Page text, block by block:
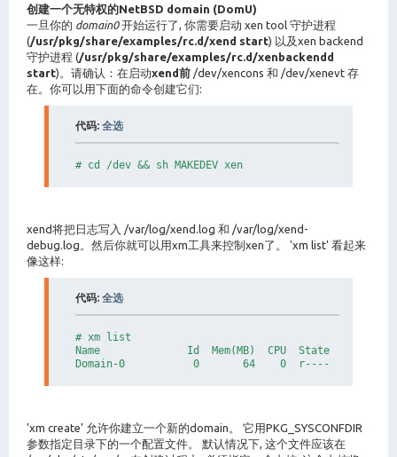
创建一个无特权的NetBSD domain (DomU)
一旦你的 domain0开始运行了, 你需要启动 xen tool 守护进程
(/usr/pkg/share/examples/rc.d/xend start) 以及xen backend
守护进程 (/usr/pkg/share/examples/rc.d/xenbackendd
start)。请确认：在启动xend前 /dev/xencons 和 /dev/xenevt 存
在。你可以用下面的命令创建它们:
代码: 全选
# cd /dev && sh MAKEDEV xen
xend将把日志写入 /var/log/xend.log 和 /var/log/xend-
debug.log。然后你就可以用xm工具来控制xen了。 'xm list' 看起来
像这样:
代码: 全选
# xm list
Name              Id  Mem(MB)  CPU  State  Time(s)
'xm create' 允许你建立一个新的domain。 它用PKG_SYSCONFDIR
参数指定目录下的一个配置文件。 默认情况下, 这个文件应该在